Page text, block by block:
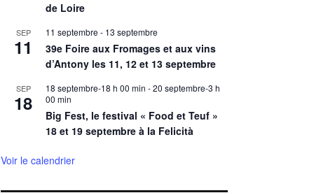
de Loire
SEP
11
11 septembre - 13 septembre
39e Foire aux Fromages et aux vins
d’Antony les 11, 12 et 13 septembre
SEP
18
18 septembre-18 h 00 min -20 septembre-3 h
00 min
Big Fest, le festival « Food et Teuf »
18 et 19 septembre à la Felicità
Voir le calendrier